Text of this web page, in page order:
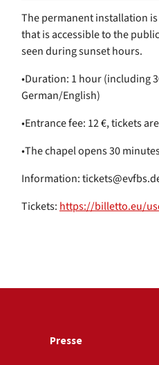
The permanent installation
that is accessible to the
seen during sunset hours.
•Duration: 1 hour (including
German/English)
•Entrance fee: 12 €, tickets
•The chapel opens 30
Information:
Tickets: https://billetto.eu/
Presse